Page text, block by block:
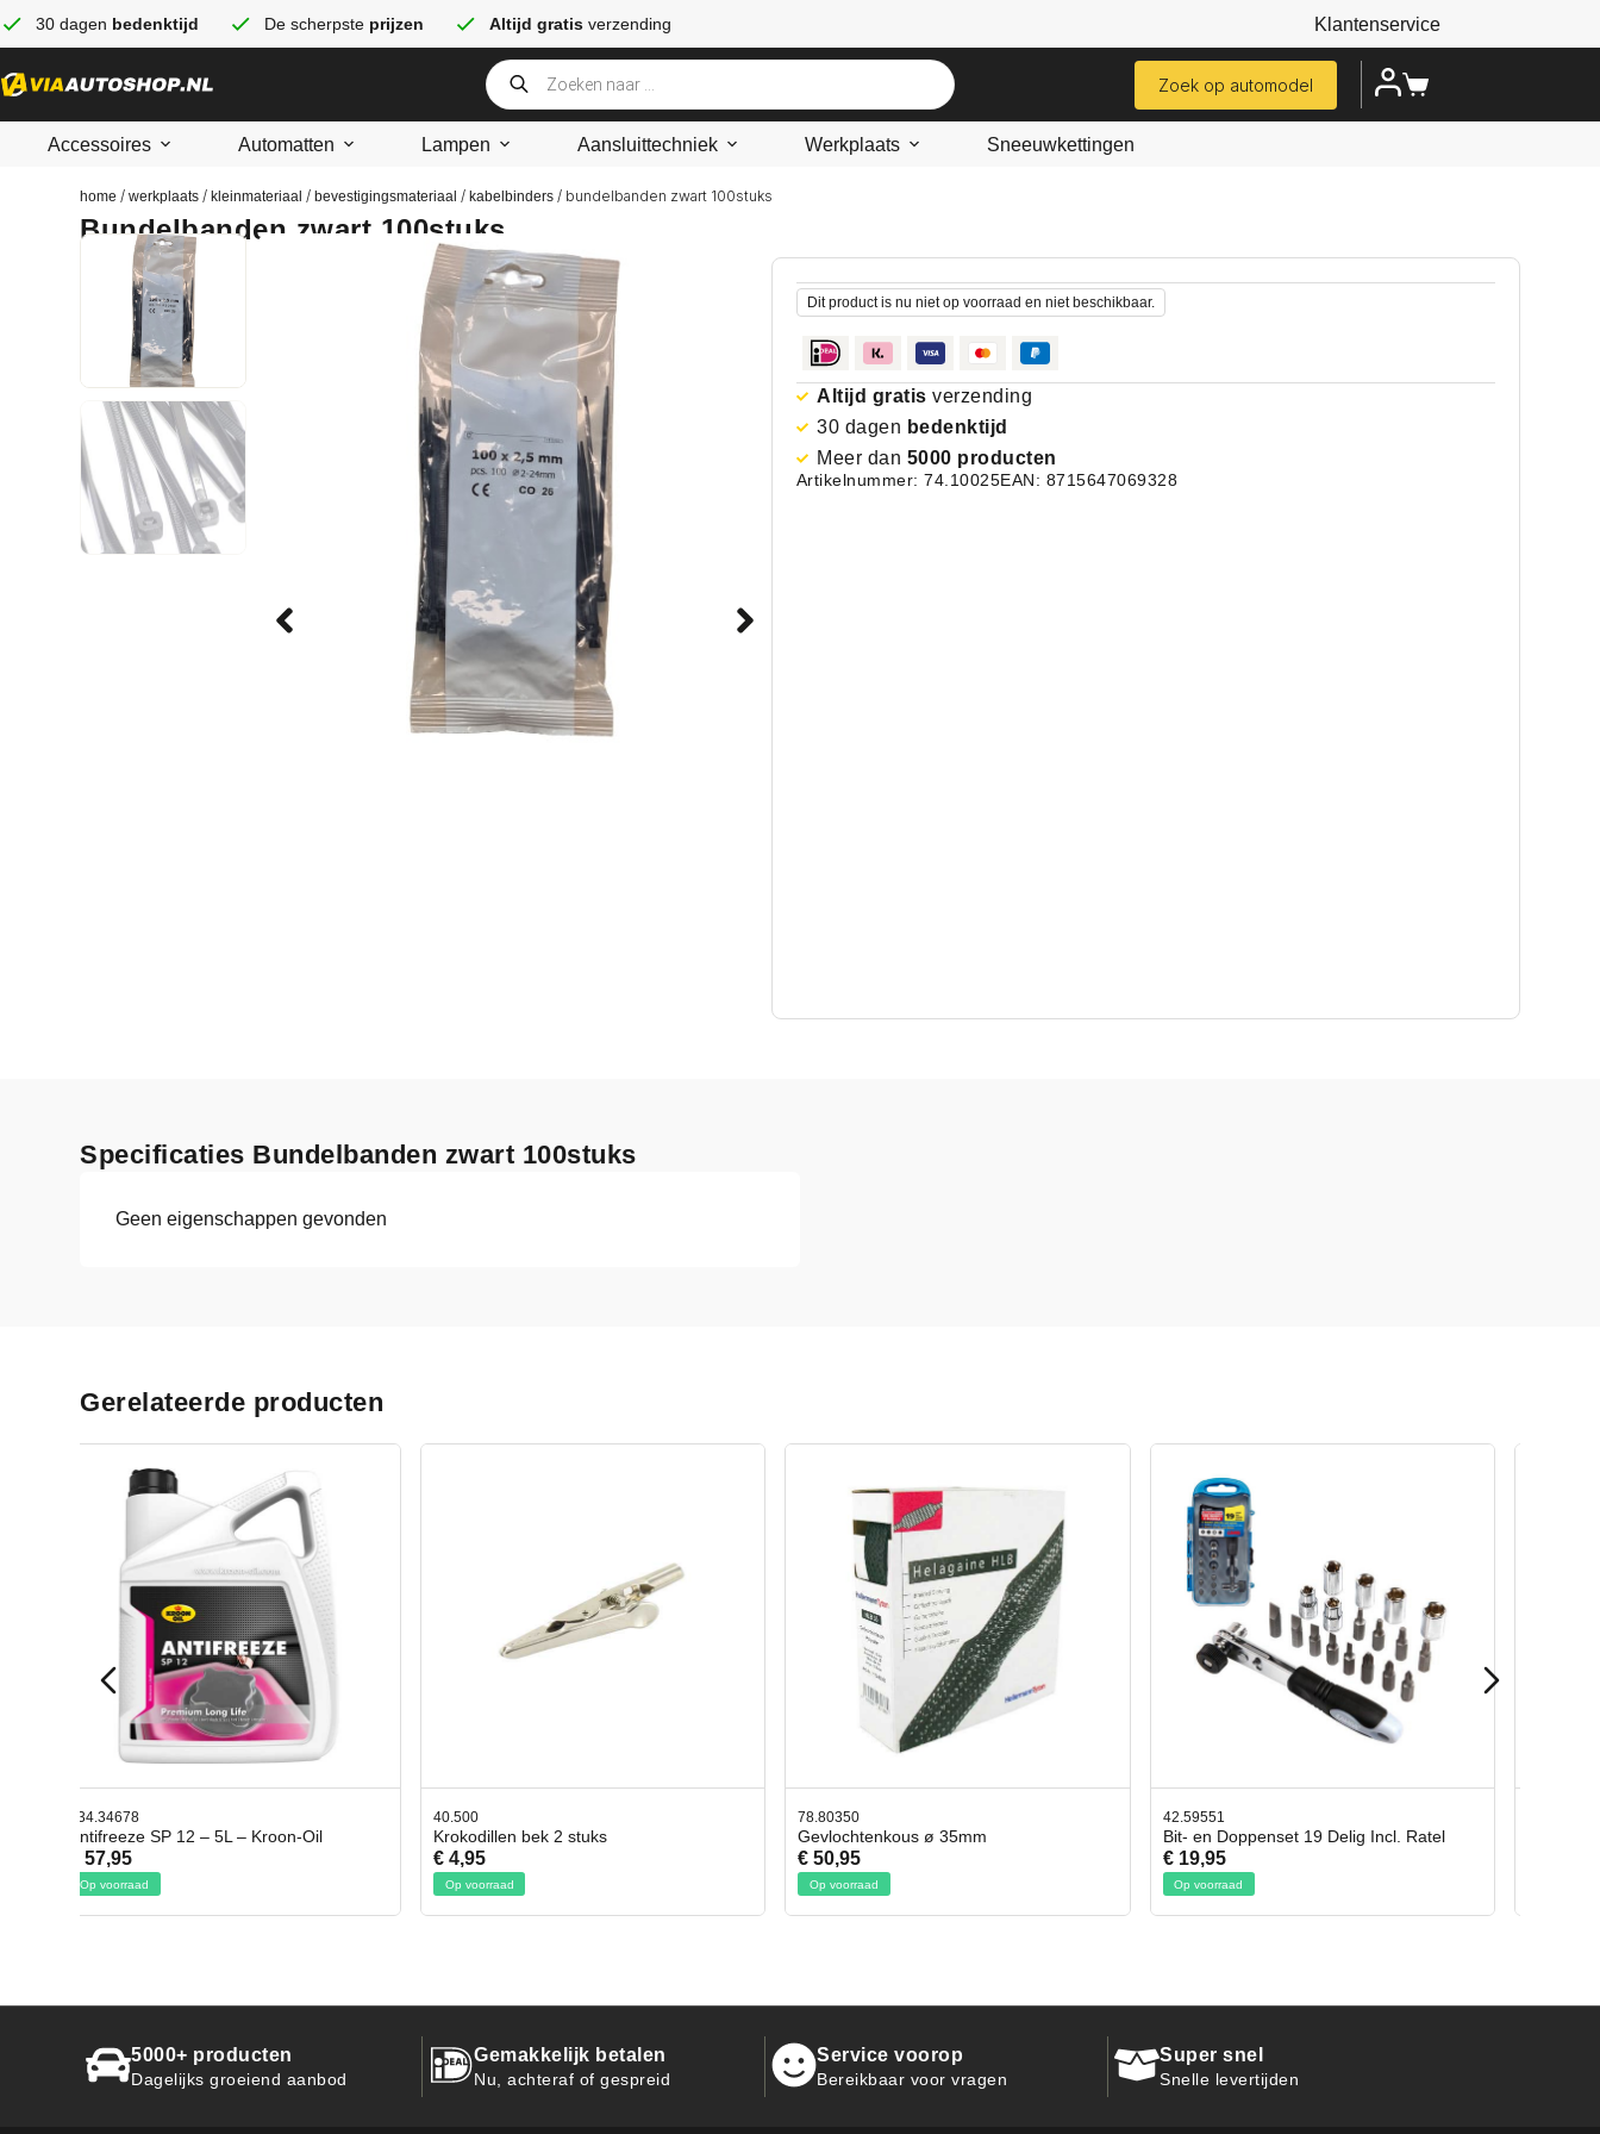
30 dagen bedenktijd De scherpste prijzen Altijd gratis verzending Klantenservice
Zoek op automodel
Accessoires Automatten Lampen Aansluittechniek Werkplaats Sneeuwkettingen
home /werkplaats /kleinmateriaal /bevestigingsmateriaal /kabelbinders / bundelbanden zwart 100stuks
Bundelbanden zwart 100stuks
Dit product is nu niet op voorraad en niet beschikbaar.
Altijd gratis verzending
30 dagen bedenktijd
Meer dan 5000 producten
Artikelnummer: 74.10025EAN: 8715647069328
Specificaties Bundelbanden zwart 100stuks
Geen eigenschappen gevonden
Gerelateerde producten
40.500
Krokodillen bek 2 stuks
€ 4,95
Op voorraad
78.80350
Gevlochtenkous ø 35mm
€ 50,95
Op voorraad
42.59551
Bit- en Doppenset 19 Delig Incl. Ratel
€ 19,95
Op voorraad
42.65998
Afbreekmes 2 stuks
€ 10,95
Op voorraad
5000+ producten
Dagelijks groeiend aanbod
Gemakkelijk betalen
Nu, achteraf of gespreid
Service voorop
Bereikbaar voor vragen
Super snel
Snelle levertijden